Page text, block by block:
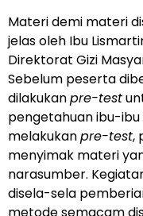
Materi demi materi
jelas oleh Ibu
Direktorat Gizi
Sebelum peserta
dilakukanpre-test
pengetahuan ibu-ibu
melakukanpre-test,
menyimak materi
narasumber.
disela-sela